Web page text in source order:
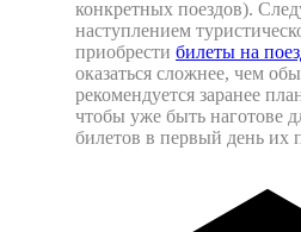
конкретных поездов).
наступлением
приобрести билеты на
оказаться сложнее, чем
рекомендуется заранее
чтобы уже быть наготове
билетов в первый день их